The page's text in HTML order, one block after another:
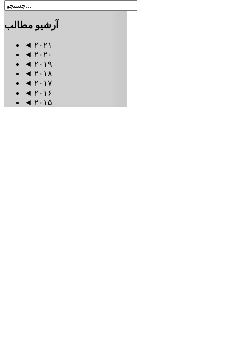
آرشیو مطالب
◄ ۲۰۲۱
◄ ۲۰۲۰
◄ ۲۰۱۹
◄ ۲۰۱۸
◄ ۲۰۱۷
◄ ۲۰۱۶
◄ ۲۰۱۵